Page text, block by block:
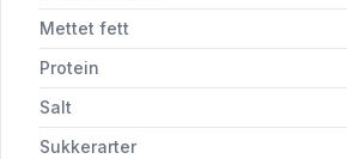
Mettet fett
Protein
Salt
Sukkerarter